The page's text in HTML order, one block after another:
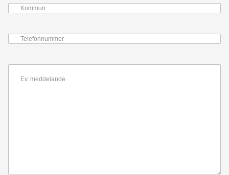
Kommun
Telefonnummer
meddelande